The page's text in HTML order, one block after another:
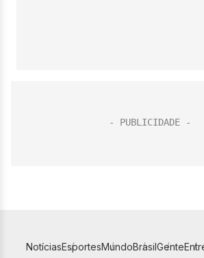
NotíciasEsportesMundoBrasilGente